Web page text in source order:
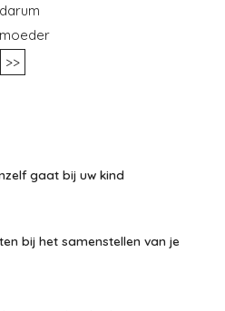
>>
gaat bij uw kind
bij het samenstellen van je